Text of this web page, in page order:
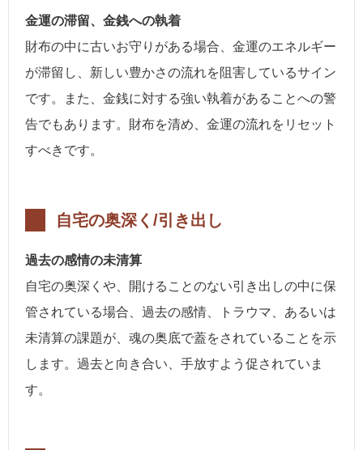
金運の滞留、金銭への執着
財布の中に古いお守りがある場合、金運のエネルギー
が滞留し、新しい豊かさの流れを阻害しているサイン
です。また、金銭に対する強い執着があることへの警
告でもあります。財布を清め、金運の流れをリセット
すべきです。
自宅の奥深く/引き出し
過去の感情の未清算
自宅の奥深くや、開けることのない引き出しの中に保
管されている場合、過去の感情、トラウマ、あるいは
未清算の課題が、魂の奥底で蓋をされていることを示
します。過去と向き合い、手放すよう促されていま
す。